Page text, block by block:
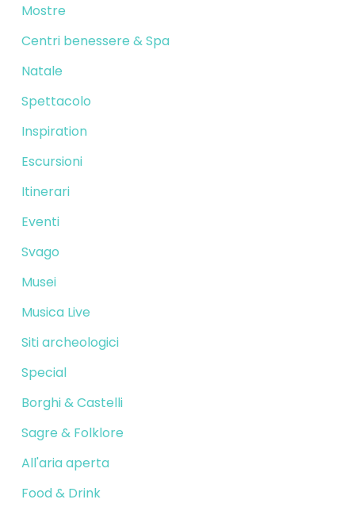
Mostre
Centri benessere & Spa
Natale
Spettacolo
Inspiration
Escursioni
Itinerari
Eventi
Svago
Musei
Musica Live
Siti archeologici
Special
Borghi & Castelli
Sagre & Folklore
All'aria aperta
Food & Drink